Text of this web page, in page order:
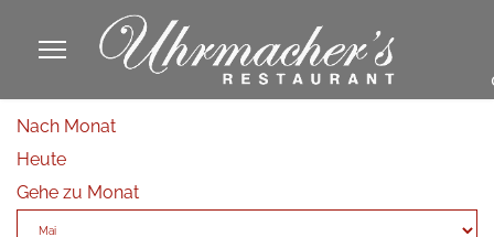
Nach Monat
Heute
Gehe zu Monat